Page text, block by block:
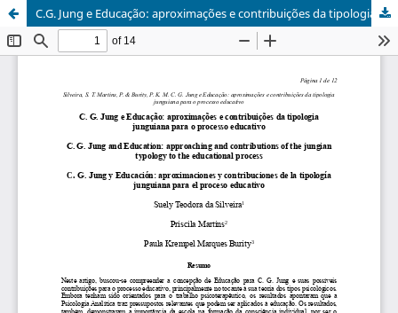
C.G. Jung e Educação: aproximações e contribuições da tipologia junguiana para o processo educativo